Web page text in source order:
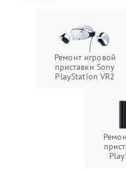
Ремонт игровой
приставки Sony
PlayStation VR2